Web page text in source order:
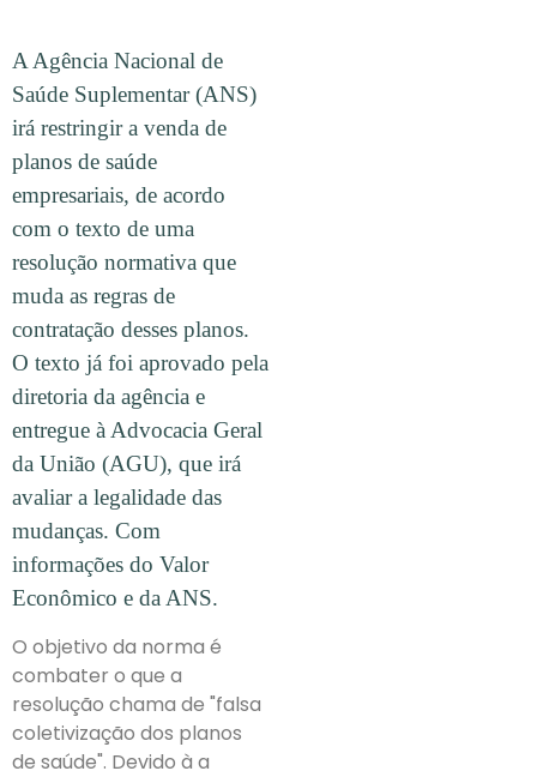
A Agência Nacional de
Saúde Suplementar (ANS)
irá restringir a venda de
planos de saúde
empresariais, de acordo
com o texto de uma
resolução normativa que
muda as regras de
contratação desses planos.
O texto já foi aprovado pela
diretoria da agência e
entregue à Advocacia Geral
da União (AGU), que irá
avaliar a legalidade das
mudanças. Com
informações do Valor
Econômico e da ANS.
O objetivo da norma é
combater o que a
resolução chama de "falsa
coletivização dos planos
de saúde". Devido à a